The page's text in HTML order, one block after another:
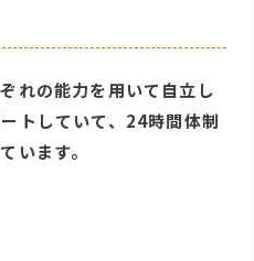
れの能力を用いて自立し
トしていて、24時間体制
います。